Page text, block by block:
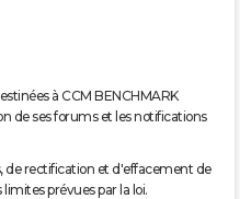
à CCM BENCHMARK
de ses forums et les notifications
de rectification et d'effacement de
prévues par la loi.